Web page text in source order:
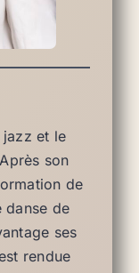
jazz et le
son
de
danse de
ses
rendue